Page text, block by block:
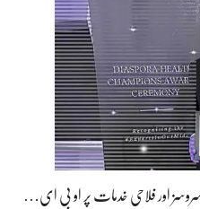
اور فلاحی خدمات پر او بی ای…